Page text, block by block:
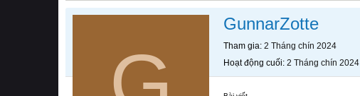
GunnarZotte
Tham gia 2 Tháng chín 2024
Hoạt động cuối 2 Tháng chín 2024